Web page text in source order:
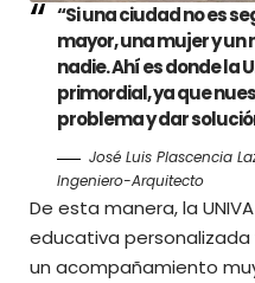
“Si una ciudad no es
mayor, una mujer y un
nadie.Ahí es donde la
primordial, ya que
problema y dar
José Luis Plascencia
Ingeniero-Arquitecto
De esta manera, la
educativa
un acompañamiento